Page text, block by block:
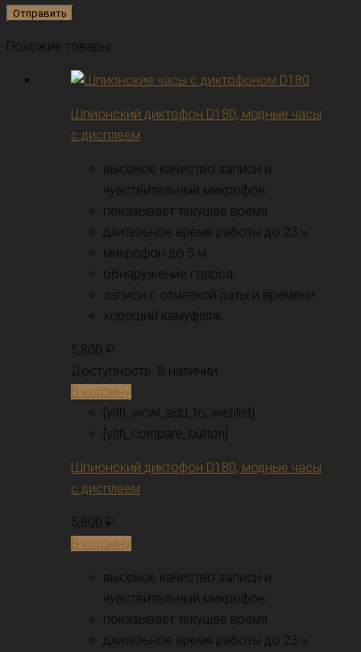
Похожие товары
Шпионский диктофон D180, модные часы
с дисплеем
высокое качество записи и
чувствительный микрофон
показывает текущее время
длительное время работы до 23 ч
микрофон до 5 м
обнаружение голоса
записи с отметкой даты и времени
хороший камуфляж
5,800 ₽
Доступность: В наличии
В корзину
[yith_wcwl_add_to_wishlist]
[yith_compare_button]
Шпионский диктофон D180, модные часы
с дисплеем
5,800 ₽
В корзину
высокое качество записи и
чувствительный микрофон
показывает текущее время
длительное время работы до 23 ч